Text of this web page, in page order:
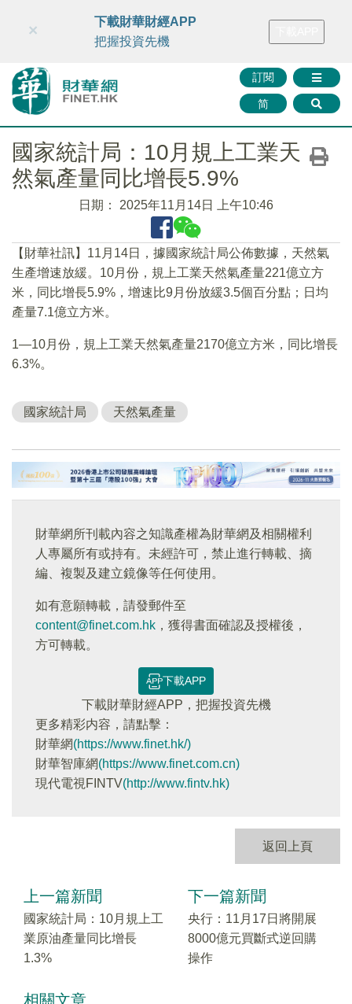
財華智庫網 FINTV FINMETA 財華證券 媒體矩陣
訂閱
简
×
下載財華財經APP
把握投資先機
國家統計局：10月規上工業天
然氣產量同比增長5.9%
日期： 2025年11月14日 上午10:46
【財華社訊】11月14日，據國家統計局公佈數據，天然氣
生產增速放緩。10月份，規上工業天然氣產量221億立方
米，同比增長5.9%，增速比9月份放緩3.5個百分點；日均
產量7.1億立方米。
1—10月份，規上工業天然氣產量2170億立方米，同比增長
6.3%。
國家統計局 天然氣產量
財華網所刊載內容之知識產權為財華網及相關權利
人專屬所有或持有。未經許可，禁止進行轉載、摘
編、複製及建立鏡像等任何使用。
如有意願轉載，請發郵件至
content@finet.com.hk ，獲得書面確認及授權後，
方可轉載。
下載APP
下載財華財經APP，把握投資先機
更多精彩内容，請點擊：
財華網(https://www.finet.hk/)
財華智庫網(https://www.finet.com.cn)
現代電視FINTV(http://www.fintv.hk)
返回上頁
上一篇新聞
國家統計局：10月規上工
業原油產量同比增長
1.3%
下一篇新聞
央行：11月17日將開展
8000億元買斷式逆回購
操作
相關文章